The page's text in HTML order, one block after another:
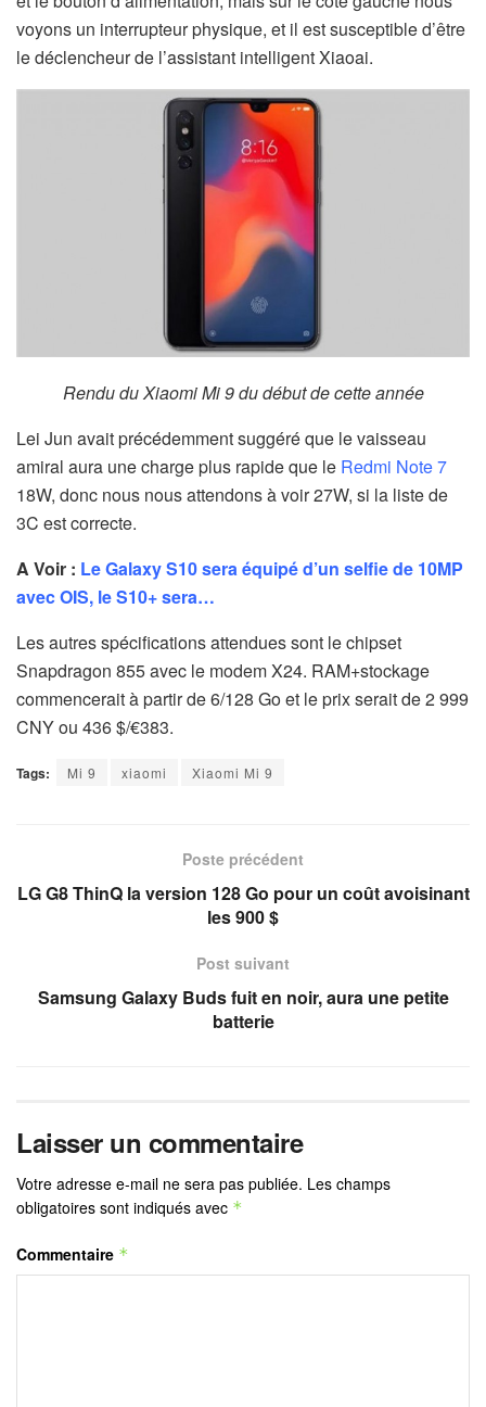
voyons un interrupteur physique, et il est susceptible d’être
le déclencheur de l’assistant intelligent Xiaoai.
Rendu du Xiaomi Mi 9 du début de cette année
Lei Jun avait précédemment suggéré que le vaisseau
amiral aura une charge plus rapide que le Redmi Note 7
18W, donc nous nous attendons à voir 27W, si la liste de
3C est correcte.
A Voir : Le Galaxy S10 sera équipé d’un selfie de 10MP
avec OIS, le S10+ sera…
Les autres spécifications attendues sont le chipset
Snapdragon 855 avec le modem X24. RAM+stockage
commencerait à partir de 6/128 Go et le prix serait de 2 999
CNY ou 436 $/€383.
Tags: Mi 9 xiaomi Xiaomi Mi 9
Poste précédent
LG G8 ThinQ la version 128 Go pour un coût avoisinant
les 900 $
Post suivant
Samsung Galaxy Buds fuit en noir, aura une petite
batterie
Laisser un commentaire
Votre adresse e-mail ne sera pas publiée. Les champs
obligatoires sont indiqués avec *
Commentaire *